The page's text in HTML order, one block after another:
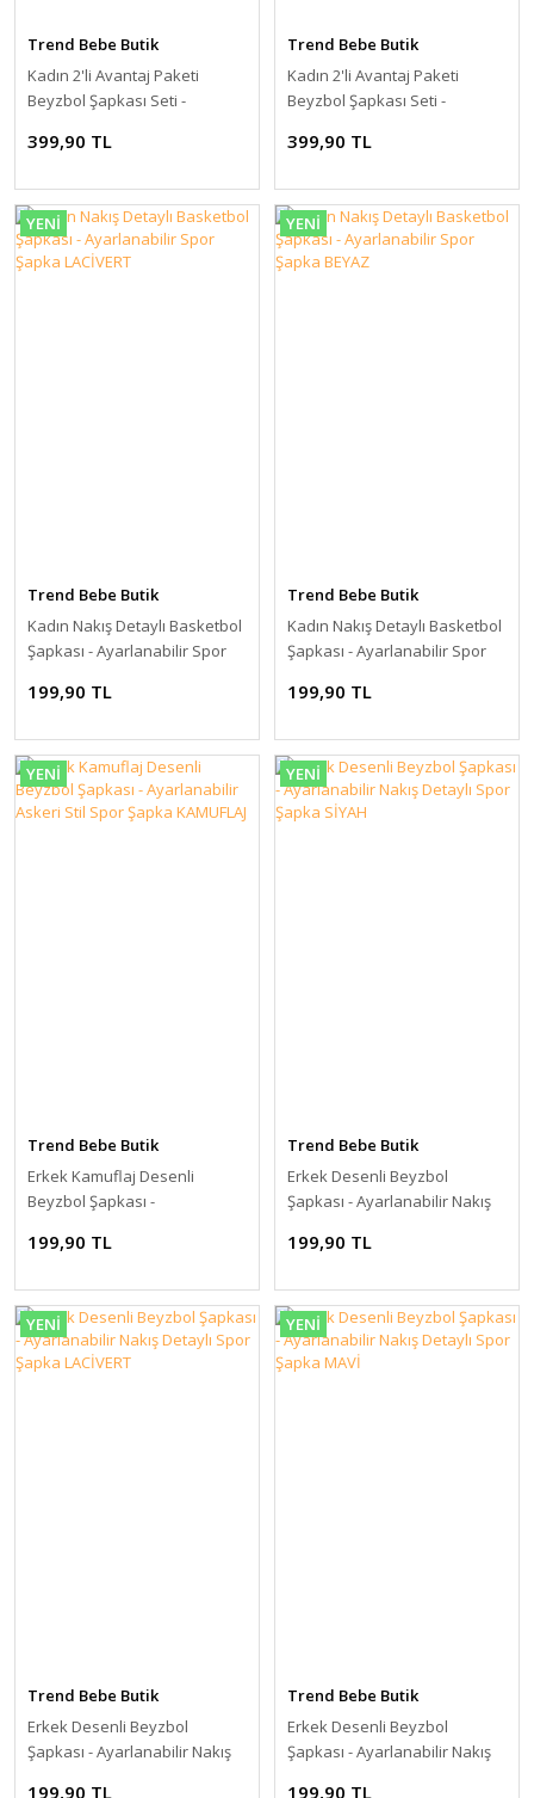
Trend Bebe Butik
Kadın 2'li Avantaj Paketi
Beyzbol Şapkası Seti -
Şapka Kombini BEYAZ-GRİ
399,90 TL
Trend Bebe Butik
Kadın 2'li Avantaj Paketi
Beyzbol Şapkası Seti -
Şapka Kombini SİYAH-BEYAZ
399,90 TL
YENİ
Trend Bebe Butik
Kadın Nakış Detaylı Basketbol
Şapkası - Ayarlanabilir Spor
199,90 TL
YENİ
Trend Bebe Butik
Kadın Nakış Detaylı Basketbol
Şapkası - Ayarlanabilir Spor
199,90 TL
YENİ
Trend Bebe Butik
Erkek Kamuflaj Desenli
Beyzbol Şapkası -
Şapka KAMUFLAJ
199,90 TL
YENİ
Trend Bebe Butik
Erkek Desenli Beyzbol
Şapkası - Ayarlanabilir Nakış
199,90 TL
YENİ
Trend Bebe Butik
Erkek Desenli Beyzbol
Şapkası - Ayarlanabilir Nakış
199,90 TL
YENİ
Trend Bebe Butik
Erkek Desenli Beyzbol
Şapkası - Ayarlanabilir Nakış
199,90 TL